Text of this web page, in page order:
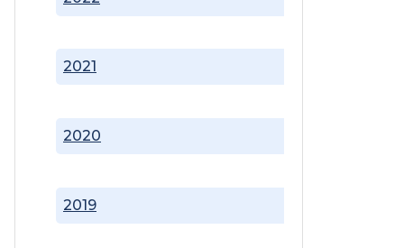
2019
2020
2021